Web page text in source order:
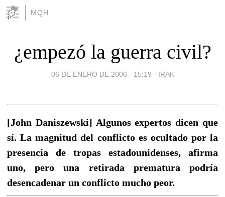
MQH
¿empezó la guerra civil?
06 DE ENERO DE 2006 - 15:19 - IRAK
[John Daniszewski] Algunos expertos dicen que
sí. La magnitud del conflicto es ocultado por la
presencia de tropas estadounidenses, afirma
uno, pero una retirada prematura podría
desencadenar un conflicto mucho peor.